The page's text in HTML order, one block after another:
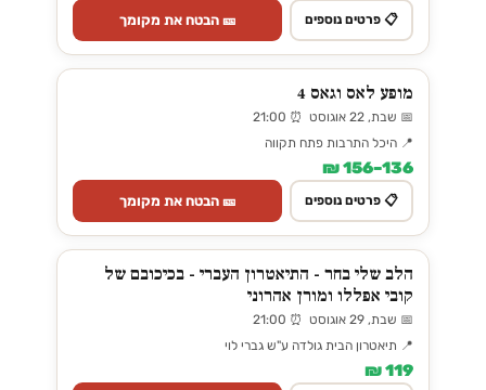
📋 פרטים נוספים 🎫 הבטח את מקומך
מופע לאס וגאס 4
📅 שבת, 22 אוגוסט ⏰ 21:00
📍 היכל התרבות פתח תקווה
136–156 ₪
📋 פרטים נוספים 🎫 הבטח את מקומך
הלב שלי בחר - התיאטרון העברי - בכיכובם של
קובי אפללו ומורן אהרוני
📅 שבת, 29 אוגוסט ⏰ 21:00
📍 תיאטרון הבית גולדה ע"ש גברי לוי
119 ₪